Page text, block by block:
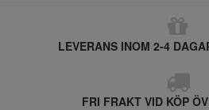
LEVERANS INOM 2-4
FRI FRAKT VID KÖP